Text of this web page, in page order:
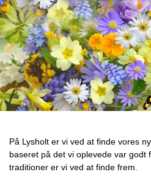
På Lysholt er vi ved at finde vores
baseret på det vi oplevede var godt
traditioner er vi ved at finde frem.